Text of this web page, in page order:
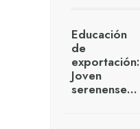
Educación
de
exportación:
Joven
serenense…